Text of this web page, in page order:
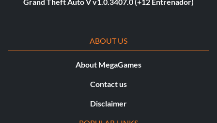
ABOUT US
About MegaGames
Contact us
Disclaimer